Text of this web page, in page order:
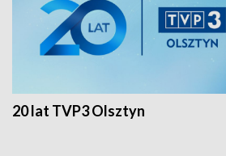
20 lat TVP3 Olsztyn